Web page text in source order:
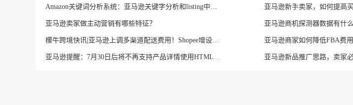
Amazon关键词分析系统：亚马逊关键字分析和listing中埋词技巧 亚马逊新手卖家，如何提高
亚马逊卖家做主动营销有哪些特征？ 亚马逊商机探测器数据有什么
檬牛跨境快讯|亚马逊上调多渠道配送费用！Shopee增设中国南宁仓及越南海外仓！ 亚马逊商家如何降低FBA费用
亚马逊提醒：7月30日后将不再支持产品详情使用HTML标签 亚马逊新品推广思路，卖家